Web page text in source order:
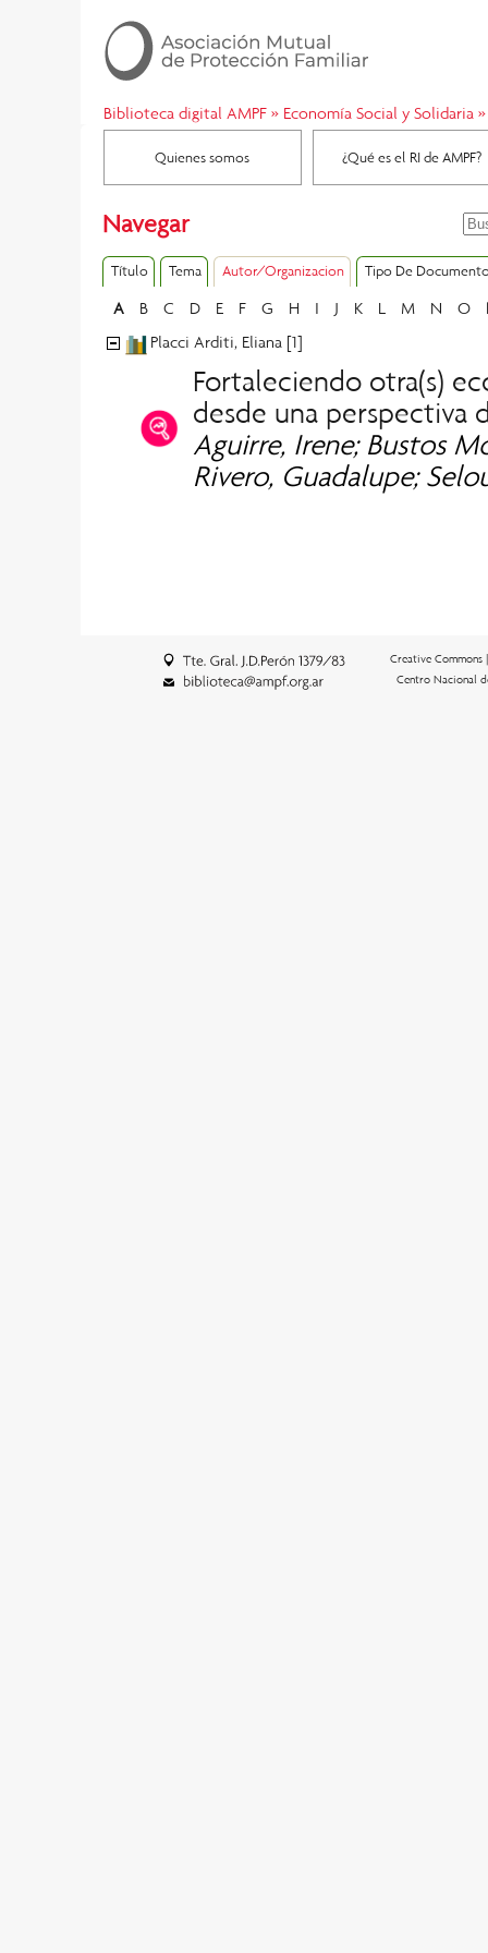
Biblioteca digital AMPF» Economía Social y Solidaria »
Quienes somos ¿Qué es el RI de AMPF?
Navegar
Título Tema Autor/Organizacion Tipo De
A B C D E F G H I J K L M N O
Placci Arditi, Eliana [1]
Fortaleciendo otra(s)
desde una perspectiva
Aguirre, Irene; Bustos
Rivero, Guadalupe;
Creative Commons
Centro Nacional